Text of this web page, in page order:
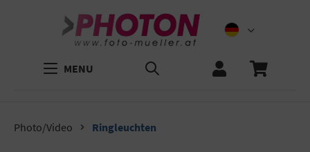
MENU
Photo/Video Ringleuchten